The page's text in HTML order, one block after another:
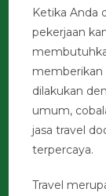
Ketika Anda
pekerjaan
memberikan
dilakukan
umum,
jasa travel
terpercaya.
Travel